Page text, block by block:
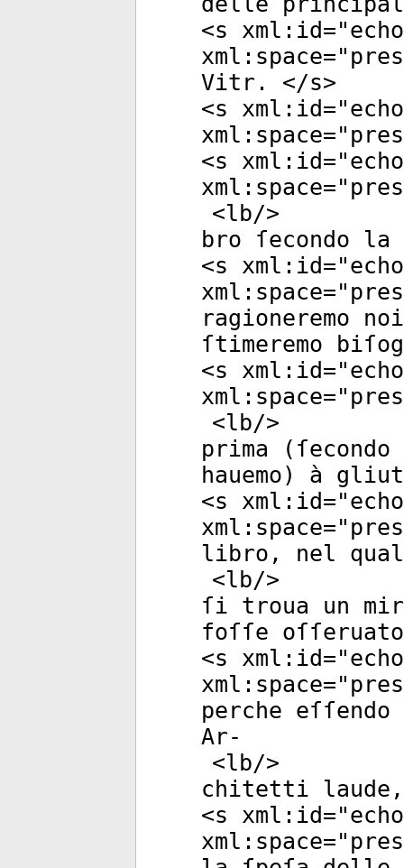
<s xml:id="
xml:space="
Vitr. </s>
<s xml:id="
xml:space="
<s xml:id="
xml:space="
<lb/>
bro ſecondo
<s xml:id="
xml:space="
ragioneremo
ſtimeremo
<s xml:id="
xml:space="
<lb/>
prima
hauemo) à
<s xml:id="
xml:space="
libro, nel
<lb/>
ſi troua un
foſſe
<s xml:id="
xml:space="
perche
Ar-
<lb/>
chitetti
<s xml:id="
xml:space="